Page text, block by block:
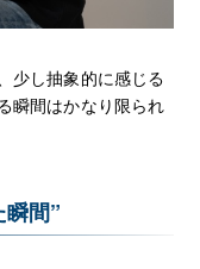
少し抽象的に感じる
瞬間はかなり限られ
間”